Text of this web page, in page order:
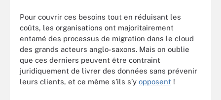
Pour couvrir ces besoins tout en réduisant les
coûts, les organisations ont majoritairement
entamé des processus de migration dans le cloud
des grands acteurs anglo-saxons. Mais on oublie
que ces derniers peuvent être contraint
juridiquement de livrer des données sans prévenir
leurs clients, et ce même s’ils s’y opposent !